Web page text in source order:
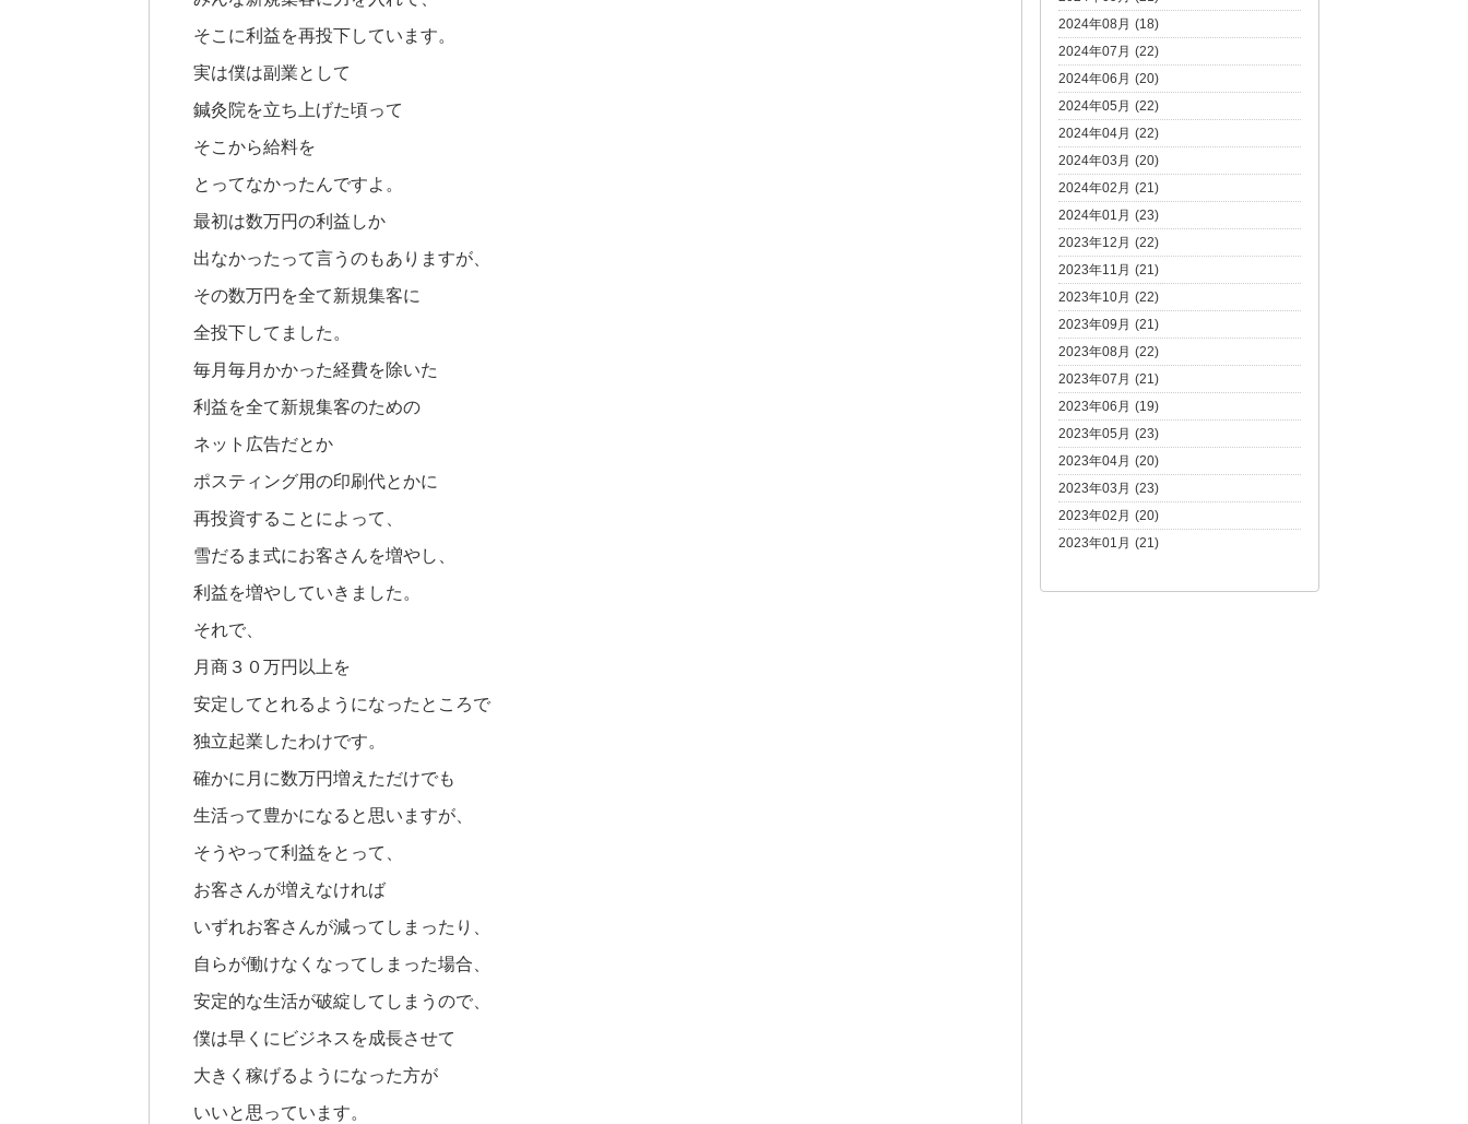
そこに利益を再投下しています。
実は僕は副業として
鍼灸院を立ち上げた頃って
そこから給料を
とってなかったんですよ。
最初は数万円の利益しか
出なかったって言うのもありますが、
その数万円を全て新規集客に
全投下してました。
毎月毎月かかった経費を除いた
利益を全て新規集客のための
ネット広告だとか
ポスティング用の印刷代とかに
再投資することによって、
雪だるま式にお客さんを増やし、
利益を増やしていきました。
それで、
月商３０万円以上を
安定してとれるようになったところで
独立起業したわけです。
確かに月に数万円増えただけでも
生活って豊かになると思いますが、
そうやって利益をとって、
お客さんが増えなければ
いずれお客さんが減ってしまったり、
自らが働けなくなってしまった場合、
安定的な生活が破綻してしまうので、
僕は早くにビジネスを成長させて
大きく稼げるようになった方が
いいと思っています。
2024年08月 (18)
2024年07月 (22)
2024年06月 (20)
2024年05月 (22)
2024年04月 (22)
2024年03月 (20)
2024年02月 (21)
2024年01月 (23)
2023年12月 (22)
2023年11月 (21)
2023年10月 (22)
2023年09月 (21)
2023年08月 (22)
2023年07月 (21)
2023年06月 (19)
2023年05月 (23)
2023年04月 (20)
2023年03月 (23)
2023年02月 (20)
2023年01月 (21)